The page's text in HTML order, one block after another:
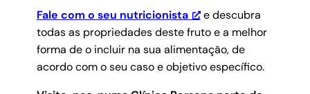
Fale com o seu nutricionista
e descubra
todas as propriedades deste fruto e a melhor
forma de o incluir na sua alimentação, de
acordo com o seu caso e objetivo específico.